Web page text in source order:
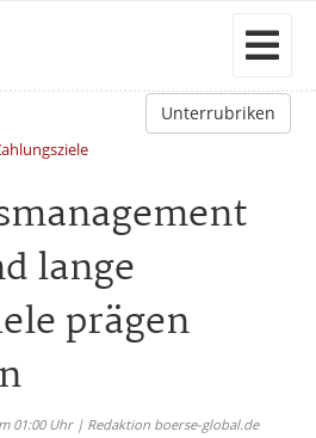
Unterrubriken
lange
prägen
01:00 Uhr | Redaktion boerse-global.de